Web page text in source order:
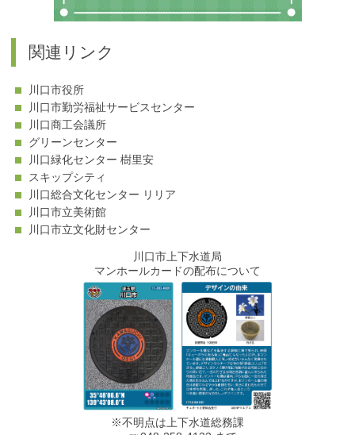
関連リンク
川口市役所
川口市勤労福祉サービスセンター
川口商工会議所
グリーンセンター
川口緑化センター 樹里安
スキップシティ
川口総合文化センター リリア
川口市立美術館
川口市立文化財センター
川口市上下水道局
マンホールカードの配布について
※不明点は上下水道総務課